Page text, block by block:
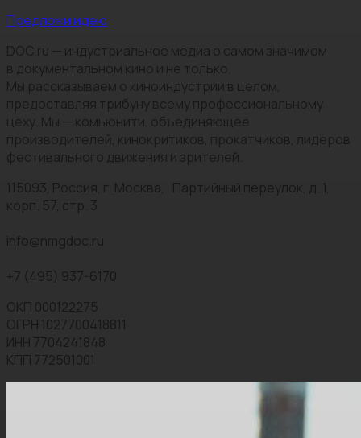
Предложи идею
DOC.ru — индустриальное медиа о самом значимом
в документальном кино и не только.
Мы рассказываем о киноиндустрии в целом,
предоставляя трибуну всему профессиональному
цеху. Мы — комьюнити, объединяющее
производителей, кинокритиков, прокатчиков, лидеров
фестивального движения и зрителей.
115093, Россия, г. Москва, Партийный переулок, д. 1,
корп. 57, стр. 3
info@nmgdoc.ru
+7 (495) 937-6170
ОКП 000122275
ОГРН 1027700418811
ИНН 7704241848
КПП 772501001